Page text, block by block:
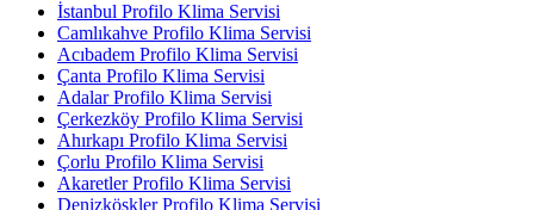
İstanbul Profilo Klima Servisi
Camlıkahve Profilo Klima Servisi
Acıbadem Profilo Klima Servisi
Çanta Profilo Klima Servisi
Adalar Profilo Klima Servisi
Çerkezköy Profilo Klima Servisi
Ahırkapı Profilo Klima Servisi
Çorlu Profilo Klima Servisi
Akaretler Profilo Klima Servisi
Denizköşkler Profilo Klima Servisi